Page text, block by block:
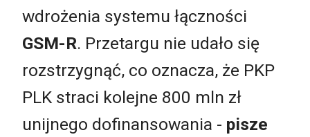
wdrożenia systemu łączności
GSM-R. Przetargu nie udało się
rozstrzygnąć, co oznacza, że PKP
PLK straci kolejne 800 mln zł
unijnego dofinansowania - pisze